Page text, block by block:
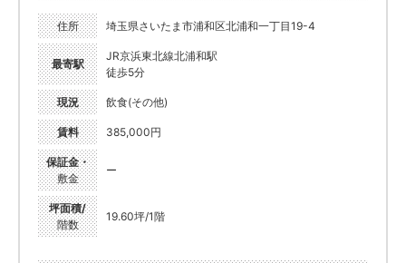
住所 埼玉県さいたま市浦和区北浦和一丁目19-4
最寄駅
JR京浜東北線北浦和駅
徒歩5分
現況 飲食(その他)
賃料 385,000円
保証金・
敷金
ー
坪面積/
階数
19.60坪/1階